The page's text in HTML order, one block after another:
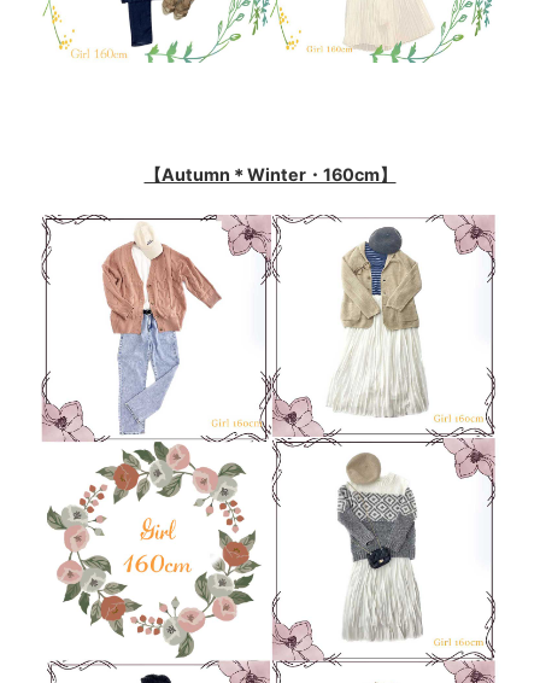
【Autumn＊Winter・160cm】